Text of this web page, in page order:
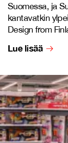
Suomessa, ja
kantavatkin
Design from
Lue lisää